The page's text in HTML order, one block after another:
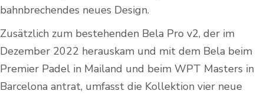
bahnbrechendes neues Design.
Zusätzlich zum bestehenden Bela Pro v2, der im
Dezember 2022 herauskam und mit dem Bela beim
Premier Padel in Mailand und beim WPT Masters in
Barcelona antrat, umfasst die Kollektion vier neue